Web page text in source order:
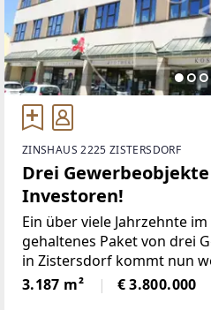
ZINSHAUS 2225 ZISTERSDORF
Drei
Investoren!
Ein über viele Jahrzehnte
gehaltenes Paket von drei
in Zistersdorf kommt nun
87-jährigen
zum Verkauf. Verkäuferseitig
3.187 m² € 3.800.000